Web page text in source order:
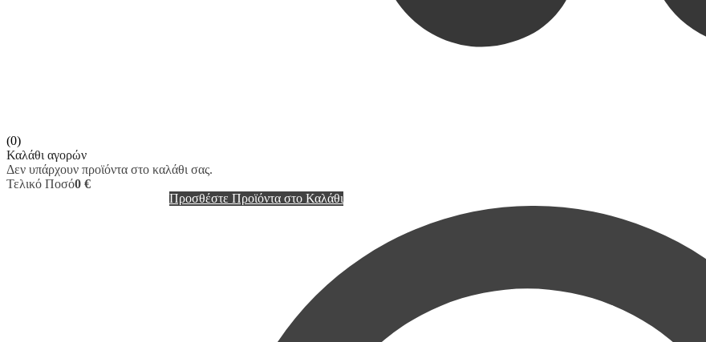
(0)
Καλάθι αγορών
Δεν υπάρχουν προϊόντα στο καλάθι σας.
Τελικό Ποσό0 €
Προσθέστε Προϊόντα στο Καλάθι